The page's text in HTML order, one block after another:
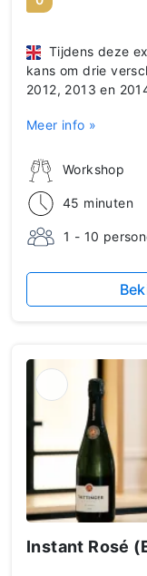
Workshop
45 minuten
1 - 10
Tijdens deze
kans om drie
2012, 2013 en
Meer info »
Instant Rosé